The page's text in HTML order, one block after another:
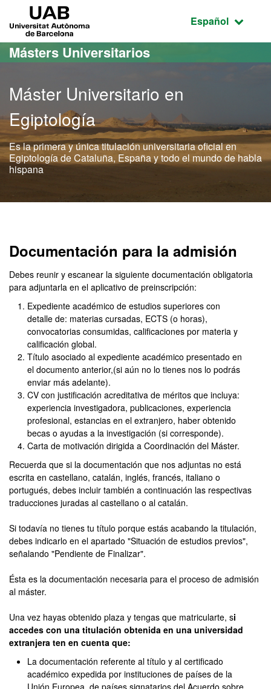
Acceso al contenido principal
Acceso a la navegación de la página
Idioma
Español
Másters Universitarios
Máster Universitario en
Egiptología
Es la primera y única titulación universitaria oficial en
Egiptología de Cataluña, España y todo el mundo de habla
hispana
Documentación para la admisión
Debes reunir y escanear la siguiente documentación obligatoria
para adjuntarla en el aplicativo de preinscripción:
Expediente académico de estudios superiores con
detalle de: materias cursadas, ECTS (o horas),
convocatorias consumidas, calificaciones por materia y
calificación global.
Título asociado al expediente académico presentado en
el documento anterior,(si aún no lo tienes nos lo podrás
enviar más adelante).
CV con justificación acreditativa de méritos que incluya:
experiencia investigadora, publicaciones, experiencia
profesional, estancias en el extranjero, haber obtenido
becas o ayudas a la investigación (si corresponde).
Carta de motivación dirigida a Coordinación del Máster.
Recuerda que si la documentación que nos adjuntas no está
escrita en castellano, catalán, inglés, francés, italiano o
portugués, debes incluir también a continuación las respectivas
traducciones juradas al castellano o al catalán.
Si todavía no tienes tu título porque estás acabando la titulación,
debes indicarlo en el apartado "Situación de estudios previos",
señalando "Pendiente de Finalizar".
Ésta es la documentación necesaria para el proceso de admisión
al máster.
Una vez hayas obtenido plaza y tengas que matricularte, si
accedes con una titulación obtenida en una universidad
extranjera ten en cuenta que:
La documentación referente al título y al certificado
académico expedida por instituciones de países de la
Unión Europea, de países signatarios del Acuerdo sobre